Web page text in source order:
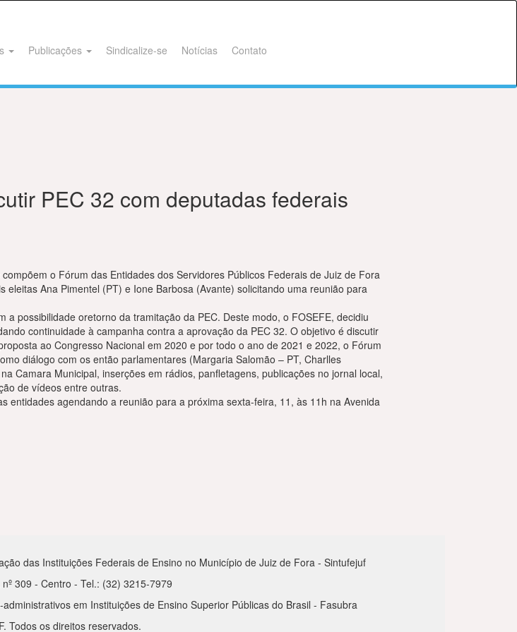
Publicações Sindicalize-se Notícias Contato
PEC 32 com deputadas federais
o Fórum das Entidades dos Servidores Públicos Federais de Juiz de Fora
Ana Pimentel (PT) e Ione Barbosa (Avante) solicitando uma reunião para
possibilidade oretorno da tramitação da PEC. Deste modo, o FOSEFE, decidiu
continuidade à campanha contra a aprovação da PEC 32. O objetivo é discutir
ao Congresso Nacional em 2020 e por todo o ano de 2021 e 2022, o Fórum
diálogo com os então parlamentares (Margaria Salomão – PT, Charlles
Camara Municipal, inserções em rádios, panfletagens, publicações no jornal local,
de vídeos entre outras.
entidades agendando a reunião para a próxima sexta-feira, 11, às 11h na Avenida
das Instituições Federais de Ensino no Município de Juiz de Fora - Sintufejuf
309 - Centro - Tel.: (32) 3215-7979
em Instituições de Ensino Superior Públicas do Brasil - Fasubra
Todos os direitos reservados.